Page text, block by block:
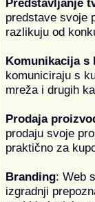
predstave svoje
razlikuju od
Komunikacija s
komuniciraju s
mreža i drugih
Prodaja
prodaju svoje
praktično za
Branding: Web
izgradnji